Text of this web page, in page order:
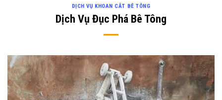
DỊCH VỤ KHOAN CẮT BÊ TÔNG
Dịch Vụ Đục Phá Bê Tông